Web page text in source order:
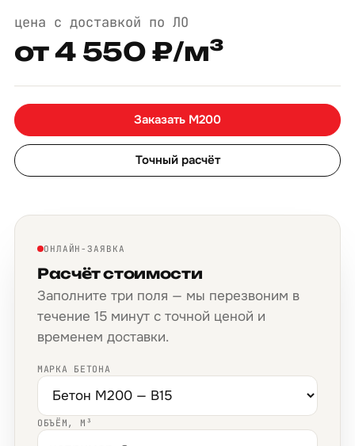
цена с доставкой по ЛО
от 4 550 ₽/м³
Заказать М200
Точный расчёт
ОНЛАЙН-ЗАЯВКА
Расчёт стоимости
Заполните три поля — мы перезвоним в
течение 15 минут с точной ценой и
временем доставки.
МАРКА БЕТОНА
ОБЪЁМ, М³